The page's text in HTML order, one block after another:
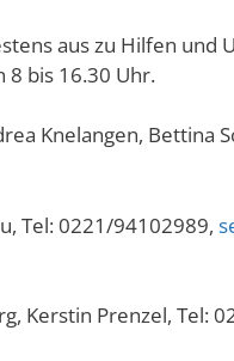
aus zu Hilfen und
8 bis 16.30 Uhr.
Knelangen, Bettina
Tel: 0221/94102989,
Kerstin Prenzel, Tel: